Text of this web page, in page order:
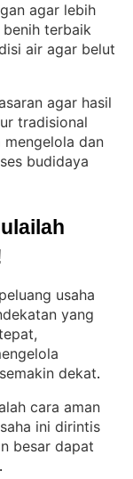
agar lebih
benih terbaik
air agar belut
agar hasil
tradisional
mengelola dan
budidaya
usaha
yang
dekat.
cara aman
ini dirintis
besar dapat
.